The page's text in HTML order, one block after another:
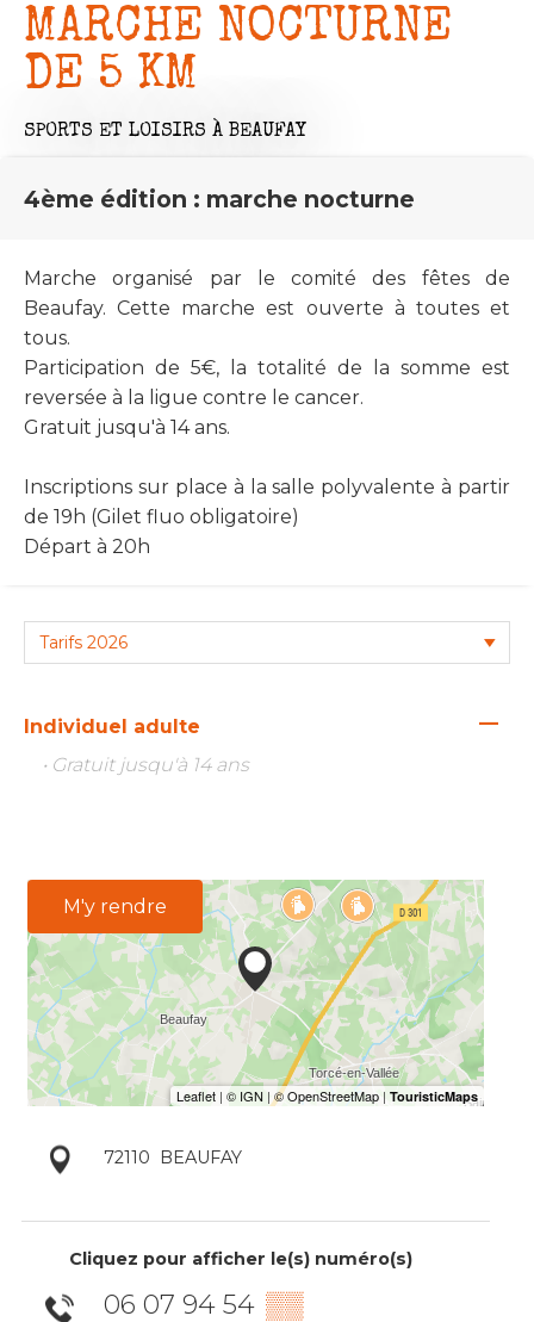
MARCHE NOCTURNE
DE 5 KM
SPORTS ET LOISIRS À BEAUFAY
4ème édition : marche nocturne
Marche organisé par le comité des fêtes de
Beaufay. Cette marche est ouverte à toutes et
tous.
Participation de 5€, la totalité de la somme est
reversée à la ligue contre le cancer.
Gratuit jusqu'à 14 ans.
Inscriptions sur place à la salle polyvalente à partir
de 19h (Gilet fluo obligatoire)
Départ à 20h
Individuel adulte
—
• Gratuit jusqu'à 14 ans
M'y rendre
72110 BEAUFAY
Cliquez pour afficher le(s) numéro(s)
06 07 94 54 ▒▒